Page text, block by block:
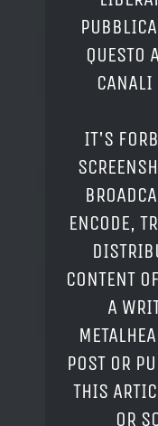
QUESTO
CANALI
IT'S
ENCODE,
CONTENT
A
POST OR
THIS
OR